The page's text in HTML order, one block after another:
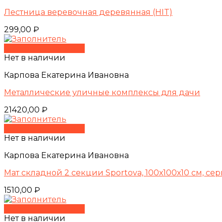
Лестница веревочная деревянная (HIT)
299,00 ₽
Нет в наличии
Карпова Екатерина Ивановна
Металлические уличные комплексы для дачи
21420,00 ₽
Нет в наличии
Карпова Екатерина Ивановна
Мат складной 2 секции Sportova, 100х100х10 см,
1510,00 ₽
Нет в наличии